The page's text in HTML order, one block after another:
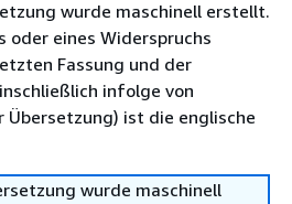
wurde maschinell erstellt.
oder eines Widerspruchs
Fassung und der
infolge von
Übersetzung) ist die englische
wurde maschinell